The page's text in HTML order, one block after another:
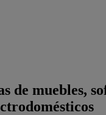
de muebles,